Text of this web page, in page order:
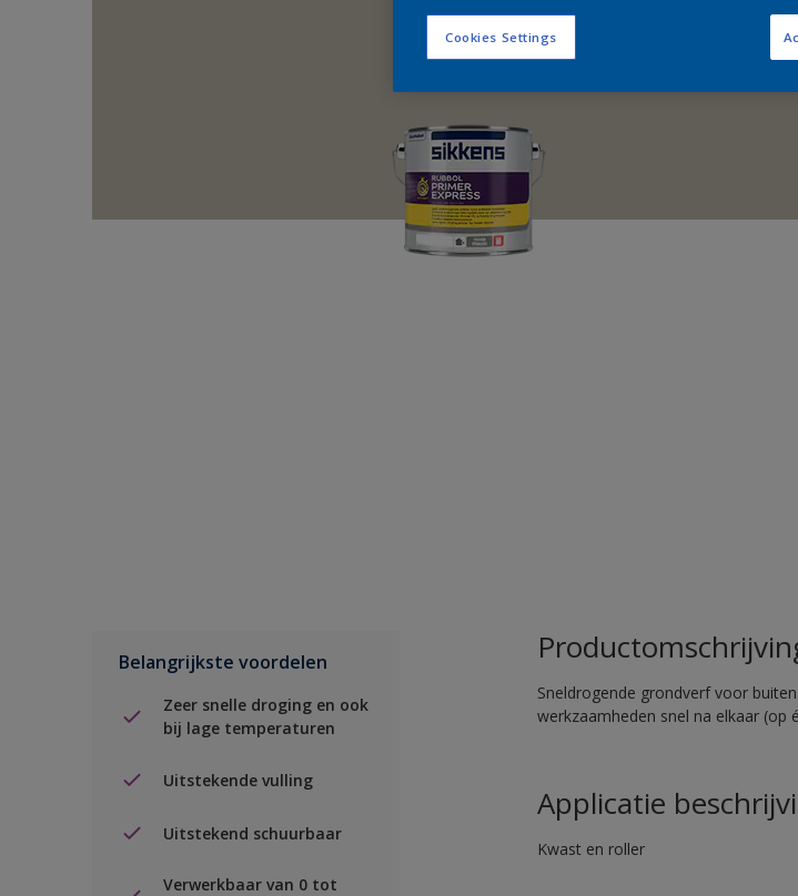
Belangrijkste voordelen
Zeer snelle droging en ook
bij lage temperaturen
Uitstekende vulling
Uitstekend schuurbaar
Verwerkbaar van 0 tot
Sneldrogende grondverf voor
werkzaamheden snel na elkaar (op
Applicatie
Kwast en roller
Cookies Settings